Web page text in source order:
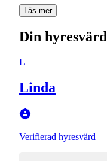
Läs mer
Din hyresvärd
L
Linda
Verifierad hyresvärd